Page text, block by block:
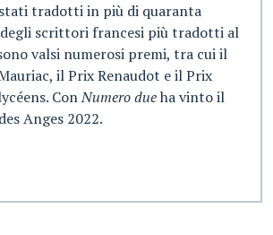
tradotti in più di quaranta
degli scrittori francesi più tradotti al
valsi numerosi premi, tra cui il
il Prix Renaudot e il Prix
ConNumero dueha vinto il
Anges 2022.